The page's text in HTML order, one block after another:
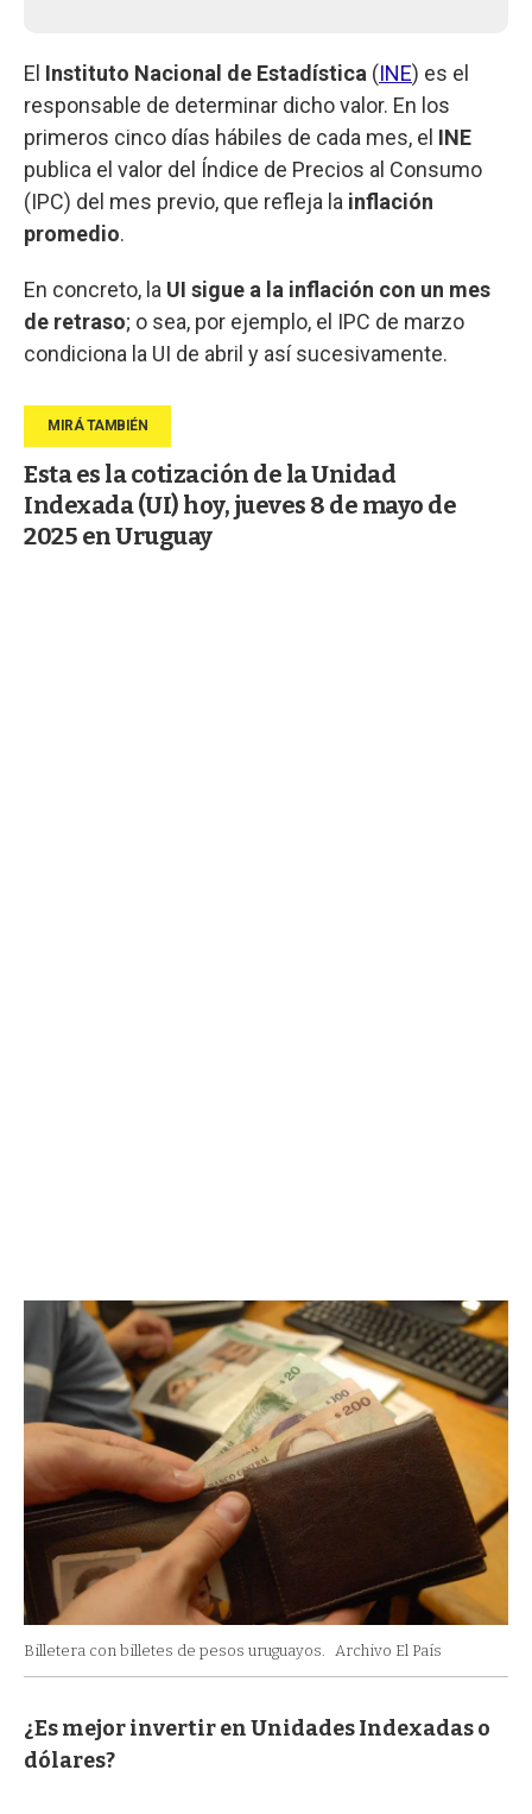
El Instituto Nacional de Estadística (INE) es el
responsable de determinar dicho valor. En los
primeros cinco días hábiles de cada mes, el INE
publica el valor del Índice de Precios al Consumo
(IPC) del mes previo, que refleja la inflación
promedio.
En concreto, la UI sigue a la inflación con un mes
de retraso; o sea, por ejemplo, el IPC de marzo
condiciona la UI de abril y así sucesivamente.
Esta es la cotización de la Unidad
Indexada (UI) hoy, jueves 8 de mayo de
2025 en Uruguay
Billetera con billetes de pesos uruguayos. Archivo El País
¿Es mejor invertir en Unidades Indexadas o
dólares?